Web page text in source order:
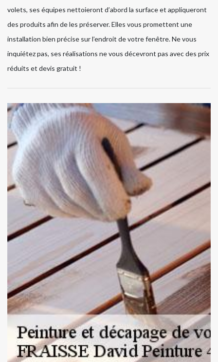
volets, ses équipes nettoieront d’abord la surface et appliqueront
des produits afin de les préserver. Elles vous promettent une
installation bien précise sur l’endroit de votre fenêtre. Ne vous
inquiétez pas, ses réalisations ne vous décevront pas avec des prix
réduits et devis gratuit !